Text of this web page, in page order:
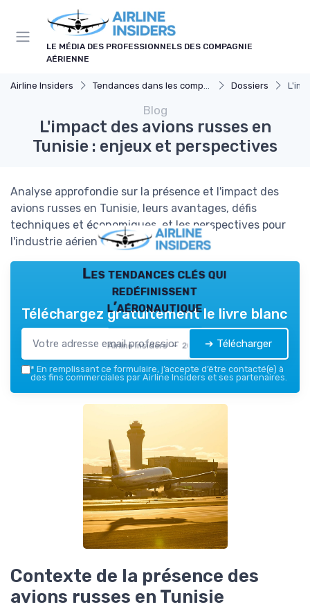
LE MÉDIA DES PROFESSIONNELS DES COMPAGNIE
AÉRIENNE
Airline Insiders Tendances dans les compagnies aériennes Dossiers
Blog
L'impact des avions russes en
Tunisie : enjeux et perspectives
Analyse approfondie sur la présence et l'impact des
avions russes en Tunisie, leurs avantages, défis
techniques et économiques, et les perspectives pour
l'industrie aérienne tunisienne.
Les tendances clés qui
redéfinissent
l’aéronautique
Airline Insiders — 2026
Téléchargez gratuitement le livre blanc
➔ Télécharger
* En remplissant ce formulaire, j’accepte d’être contacté(e) à
des fins commerciales par Airline Insiders et ses partenaires.
Contexte de la présence des
avions russes en Tunisie
Panneau de gestion des cookies